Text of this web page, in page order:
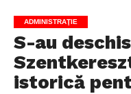
ADMINISTRAŢIE
S-au
istorică